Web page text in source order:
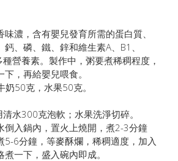
濃，含有嬰兒發育所需的蛋白質、
、磷、鐵、鋅和維生素A、B1、
營養素。製作中，粥要煮稀稠程度，
，再給嬰兒喂食。
50克，水果50克。
水300克泡軟；水果洗淨切碎。
入鍋內，置火上燒開，煮2-3分鐘
5-6分鐘，等麥酥爛，稀稠適度，加入
一下，盛入碗內即成。